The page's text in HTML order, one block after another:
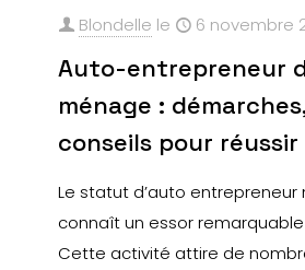
Blondelle le 6 novembre
Auto-entrepreneur
ménage :
conseils pour réussir
Le statut d’auto entrepreneur
connaît un essor remarquable
Cette activité attire de